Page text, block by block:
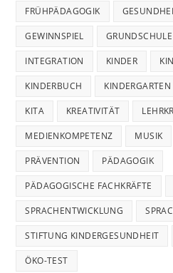
FRÜHPÄDAGOGIK
GEWINNSPIEL GRUNDSCHULE
INTEGRATION KINDER
KINDERBUCH KINDERGARTEN
KITA KREATIVITÄT
MEDIENKOMPETENZ MUSIK
PRÄVENTION PÄDAGOGIK
PÄDAGOGISCHE FACHKRÄFTE
SPRACHENTWICKLUNG
STIFTUNG KINDERGESUNDHEIT
ÖKO-TEST